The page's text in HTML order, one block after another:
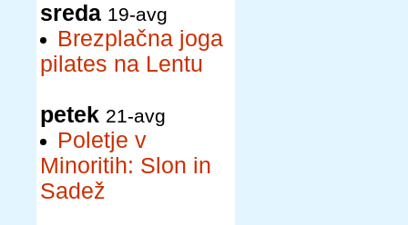
sreda 19-avg
Brezplačna joga
pilates na Lentu
petek 21-avg
Poletje v
Minoritih: Slon in
Sadež